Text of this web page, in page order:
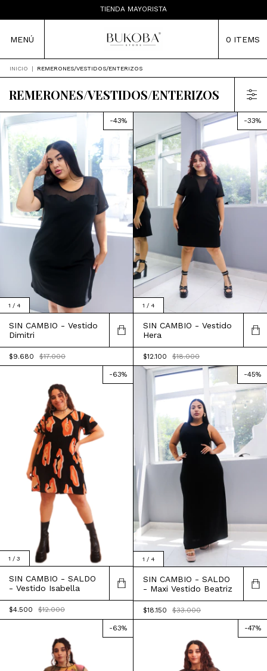
TIENDA MAYORISTA
MENÚ 0 ITEMS
INICIO | REMERONES/VESTIDOS/ENTERIZOS
REMERONES/VESTIDOS/ENTERIZOS
1 / 4
-43%
SIN CAMBIO - Vestido
Dimitri
$9.680 $17.000
1 / 4
-33%
SIN CAMBIO - Vestido
Hera
$12.100 $18.000
1 / 3
-63%
SIN CAMBIO - SALDO
- Vestido Isabella
$4.500 $12.000
1 / 4
-45%
SIN CAMBIO - SALDO
- Maxi Vestido Beatriz
$18.150 $33.000
-63% -47%